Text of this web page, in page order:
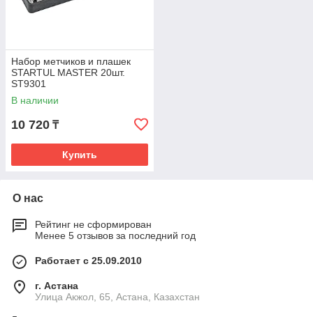
Набор метчиков и плашек
STARTUL MASTER 20шт.
ST9301
В наличии
10 720 ₸
Купить
О нас
Рейтинг не сформирован
Менее 5 отзывов за последний год
Работает с 25.09.2010
г. Астана
Улица Акжол, 65, Астана, Казахстан